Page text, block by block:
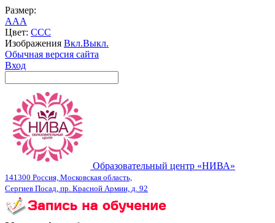
Размер:
AAA
Цвет: CCC
Изображения Вкл.Выкл.
Обычная версия сайта
Вход
Образовательный центр «НИВА»
141300 Россия, Московская область,
Сергиев Посад, пр. Красной Армии, д. 92